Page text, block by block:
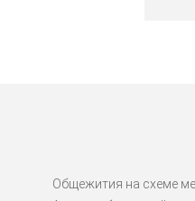
Общежития на схеме